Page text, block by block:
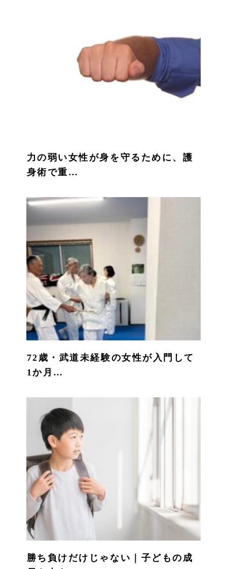
力の弱い女性が身を守るために、護
身術で重…
72歳・武道未経験の女性が入門して
1か月…
勝ち負けだけじゃない｜子どもの成